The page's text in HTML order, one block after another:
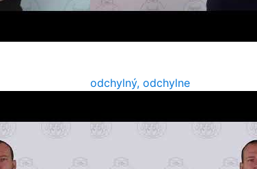
odchylný, odchylne